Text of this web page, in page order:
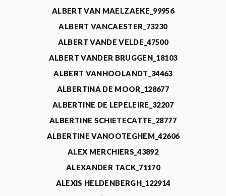
ALBERT VAN MAELZAEKE_99956
ALBERT VANCAESTER_73230
ALBERT VANDE VELDE_47500
ALBERT VANDER BRUGGEN_18103
ALBERT VANHOOLANDT_34463
ALBERTINA DE MOOR_128677
ALBERTINE DE LEPELEIRE_32207
ALBERTINE SCHIETECATTE_28777
ALBERTINE VANOOTEGHEM_42606
ALEX MERCHIERS_43892
ALEXANDER TACK_71170
ALEXIS HELDENBERGH_122914